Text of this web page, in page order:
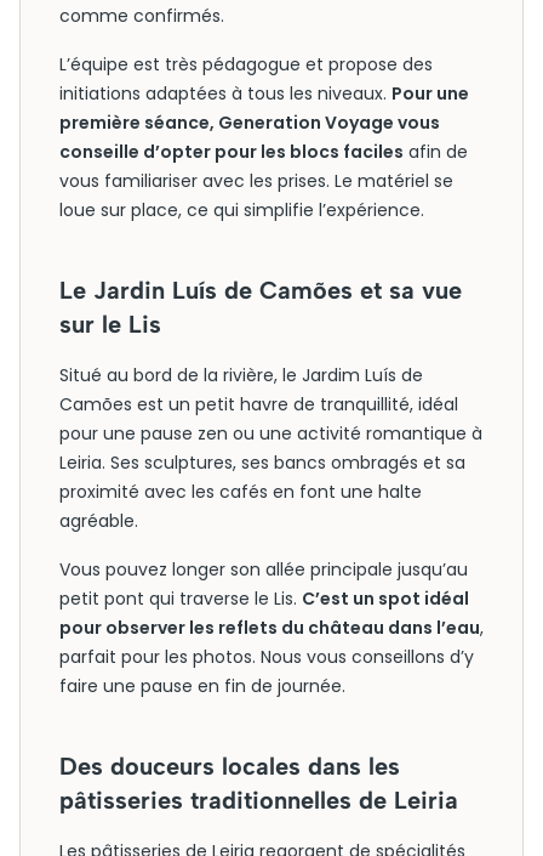
comme confirmés.
L’équipe est très pédagogue et propose des
initiations adaptées à tous les niveaux. Pour une
première séance, Generation Voyage vous
conseille d’opter pour les blocs faciles afin de
vous familiariser avec les prises. Le matériel se
loue sur place, ce qui simplifie l’expérience.
Le Jardin Luís de Camões et sa vue
sur le Lis
Situé au bord de la rivière, le Jardim Luís de
Camões est un petit havre de tranquillité, idéal
pour une pause zen ou une activité romantique à
Leiria. Ses sculptures, ses bancs ombragés et sa
proximité avec les cafés en font une halte
agréable.
Vous pouvez longer son allée principale jusqu’au
petit pont qui traverse le Lis. C’est un spot idéal
pour observer les reflets du château dans l’eau,
parfait pour les photos. Nous vous conseillons d’y
faire une pause en fin de journée.
Des douceurs locales dans les
pâtisseries traditionnelles de Leiria
Les pâtisseries de Leiria regorgent de spécialités